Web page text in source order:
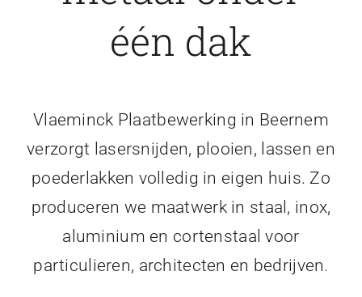
één dak
Vlaeminck Plaatbewerking in Beernem
verzorgt lasersnijden, plooien, lassen en
poederlakken volledig in eigen huis. Zo
produceren we maatwerk in staal, inox,
aluminium en cortenstaal voor
particulieren, architecten en bedrijven.